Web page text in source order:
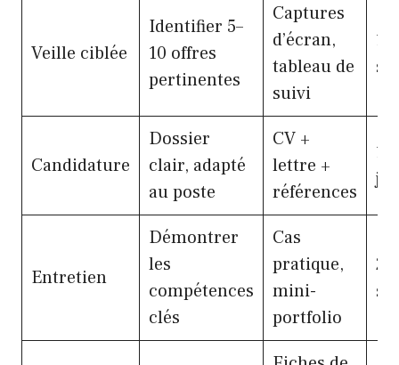
Veille ciblée
Identifier 5–
10 offres
pertinentes
Captures
d’écran,
tableau de
suivi
1
Candidature
Dossier
clair, adapté
au poste
CV +
lettre +
références
1
Entretien
Démontrer
les
compétences
clés
Cas
pratique,
mini-
portfolio
2